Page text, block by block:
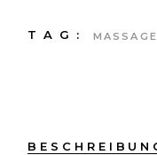
TAG: MASSAGE